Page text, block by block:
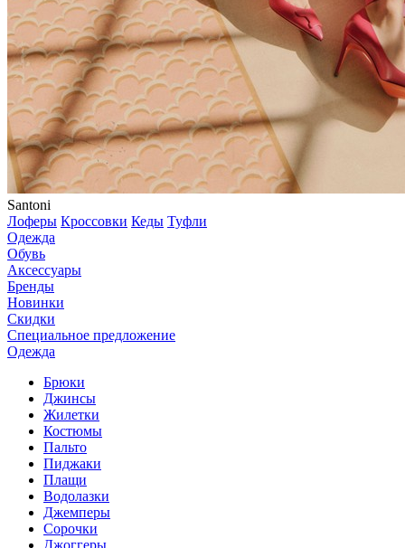
Santoni
Лоферы Кроссовки Кеды Туфли
Одежда
Обувь
Аксессуары
Бренды
Новинки
Скидки
Специальное предложение
Одежда
Брюки
Джинсы
Жилетки
Костюмы
Пальто
Пиджаки
Плащи
Водолазки
Джемперы
Сорочки
Джоггеры